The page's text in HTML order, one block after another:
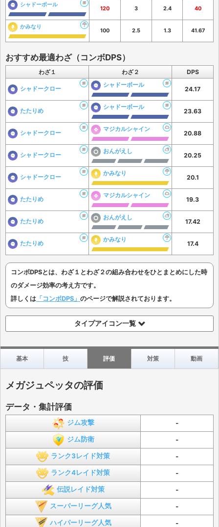
シャドーボール
120 3 2.4 40
かみなり
100 2.5 1.3 41.67
おすすめ最適わざ（コンボDPS）
わざ１ わざ２ DPS
シャドークロー
シャドーボール
24.17
たたりめ
シャドーボール
23.63
シャドークロー
マジカルシャイン
20.88
シャドークロー
おんがえし
20.25
シャドークロー
かみなり
20.1
たたりめ
マジカルシャイン
19.3
たたりめ
おんがえし
17.42
たたりめ
かみなり
17.4
コンボDPSとは、わざ１とわざ２の組み合わせをひとまとめにした時
のダメージ効率の考え方です。
詳しくは 「コンボDPS」 のページで解説されております。
タイプアイコン一覧
基本 技 評価 対策 動画
メガジュペッタの評価
データ・集計評価
ジム攻撃 -
ジム防衛 -
ランク3レイド対策 -
ランク4レイド対策 -
伝説レイド対策 -
スーパーリーグ人気 -
ハイパーリーグ人気 -